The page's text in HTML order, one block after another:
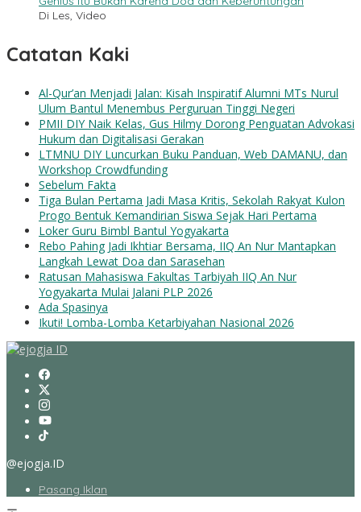
Di Les, Video
Catatan Kaki
Al-Qur’an Menjadi Jalan: Kisah Inspiratif Alumni MTs Nurul
Ulum Bantul Menembus Perguruan Tinggi Negeri
PMII DIY Naik Kelas, Gus Hilmy Dorong Penguatan Advokasi
Hukum dan Digitalisasi Gerakan
LTMNU DIY Luncurkan Buku Panduan, Web DAMANU, dan
Workshop Crowdfunding
Sebelum Fakta
Tiga Bulan Pertama Jadi Masa Kritis, Sekolah Rakyat Kulon
Progo Bentuk Kemandirian Siswa Sejak Hari Pertama
Loker Guru Bimbl Bantul Yogyakarta
Rebo Pahing Jadi Ikhtiar Bersama, IIQ An Nur Mantapkan
Langkah Lewat Doa dan Sarasehan
Ratusan Mahasiswa Fakultas Tarbiyah IIQ An Nur
Yogyakarta Mulai Jalani PLP 2026
Ada Spasinya
Ikuti! Lomba-Lomba Ketarbiyahan Nasional 2026
@ejogja.ID
Pasang Iklan